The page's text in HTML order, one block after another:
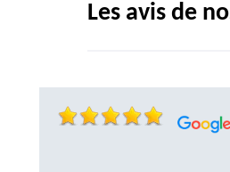
Les avis de